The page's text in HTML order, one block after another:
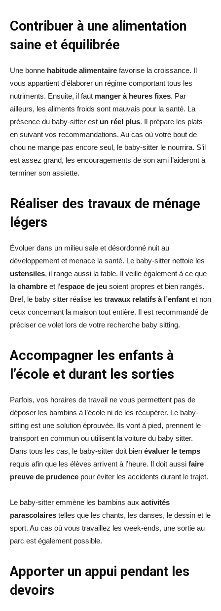
Contribuer à une alimentation
saine et équilibrée
Une bonne habitude alimentaire favorise la croissance. Il
vous appartient d’élaborer un régime comportant tous les
nutriments. Ensuite, il faut manger à heures fixes. Par
ailleurs, les aliments froids sont mauvais pour la santé. La
présence du baby-sitter est un réel plus. Il prépare les plats
en suivant vos recommandations. Au cas où votre bout de
chou ne mange pas encore seul, le baby-sitter le nourrira. S’il
est assez grand, les encouragements de son ami l’aideront à
terminer son assiette.
Réaliser des travaux de ménage
légers
Évoluer dans un milieu sale et désordonné nuit au
développement et menace la santé. Le baby-sitter nettoie les
ustensiles, il range aussi la table. Il veille également à ce que
la chambre et l’espace de jeu soient propres et bien rangés.
Bref, le baby sitter réalise les travaux relatifs à l’enfant et non
ceux concernant la maison tout entière. Il est recommandé de
préciser ce volet lors de votre recherche baby sitting.
Accompagner les enfants à
l’école et durant les sorties
Parfois, vos horaires de travail ne vous permettent pas de
déposer les bambins à l’école ni de les récupérer. Le baby-
sitting est une solution éprouvée. Ils vont à pied, prennent le
transport en commun ou utilisent la voiture du baby sitter.
Dans tous les cas, le baby-sitter doit bien évaluer le temps
requis afin que les élèves arrivent à l’heure. Il doit aussi faire
preuve de prudence pour éviter les accidents durant le trajet.
Le baby-sitter emmène les bambins aux activités
parascolaires telles que les chants, les danses, le dessin et le
sport. Au cas où vous travaillez les week-ends, une sortie au
parc est également possible.
Apporter un appui pendant les
devoirs